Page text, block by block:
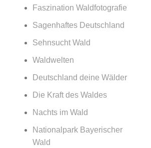
Faszination Waldfotografie
Sagenhaftes Deutschland
Sehnsucht Wald
Waldwelten
Deutschland deine Wälder
Die Kraft des Waldes
Nachts im Wald
Nationalpark Bayerischer
Wald